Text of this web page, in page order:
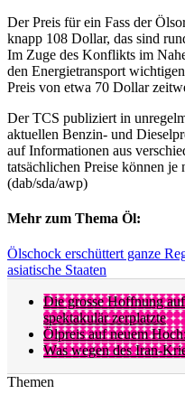
Der Preis für ein Fass der
knapp 108 Dollar, das sind
Im Zuge des Konflikts im
den Energietransport
Preis von etwa 70 Dollar
Der TCS publiziert in
aktuellen Benzin- und
auf Informationen aus
tatsächlichen Preise können
(dab/sda/awp)
Mehr zum Thema Öl:
Ölschock erschüttert ganze
asiatische Staaten
Die grosse Hoffnung
spektakulär zerplatzte
Ölpreis auf neuem
Was wegen des Iran-
Themen